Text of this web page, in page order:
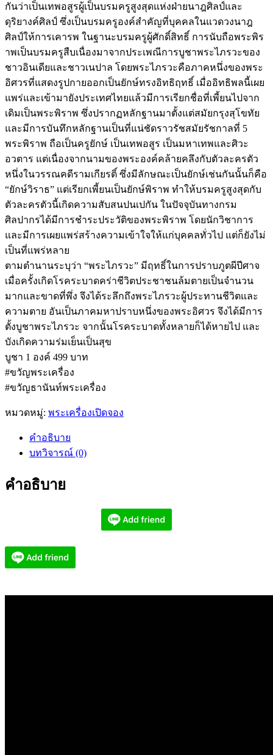
กันว่าเป็นเทพอสูรผู้เป็นบรมครูสูงสุดแห่งฝ่ายนาฎศิลป์และ
ดุริยางค์ศิลป์ ซึ่งเป็นบรมครูองค์สำคัญที่บุคคลในแวดวงนาฎ
ศิลป์ให้การเคารพ ในฐานะบรมครูผู้ศักดิ์สิทธิ์ การนับถือพระพิร
าพเป็นบรมครูสืบเนื่องมาจากประเพณีการบูชาพระไภรวะของ
ชาวอินเดียและชาวเนปาล โดยพระไภรวะคือภาคหนึ่งของพระ
อิศวรที่แสดงรูปกายออกเป็นยักษ์ทรงอิทธิฤทธิ์ เมื่ออิทธิพลนี้เผย
แพร่และเข้ามายังประเทศไทยแล้วมีการเรียกชื่อที่เพี้ยนไปจาก
เดิมเป็นพระพิราพ ซึ่งปรากฏหลักฐานมาตั้งแต่สมัยกรุงสุโขทัย
และมีการบันทึกหลักฐานเป็นที่แน่ชัดราวรัชสมัยรัชกาลที่ 5
พระพิราพ ถือเป็นครูยักษ์ เป็นเทพอสูร เป็นมหาเทพและศิวะ
อวตาร แต่เนื่องจากนามของพระองค์คล้ายคลึงกับตัวละครตัว
หนึ่งในวรรณคดีรามเกียรติ์ ซึ่งมีลักษณะเป็นยักษ์เช่นกันนั้นก็คือ
“ยักษ์วิราธ” แต่เรียกเพี้ยนเป็นยักษ์พิราพ ทำให้บรมครูสูงสุดกับ
ตัวละครตัวนี้เกิดความสับสนปนเปกัน ในปัจจุบันทางกรม
ศิลปากรได้มีการชำระประวัติของพระพิราพ โดยนักวิชาการ
และมีการเผยแพร่สร้างความเข้าใจให้แก่บุคคลทั่วไป แต่ก็ยังไม่
เป็นที่แพร่หลาย
ตามตำนานระบุว่า “พระไภรวะ” มีฤทธิ์ในการปราบภูตผีปีศาจ
เมื่อครั้งเกิดโรคระบาดคร่าชีวิตประชาชนล้มตายเป็นจำนวน
มากและขาดที่พึ่ง จึงได้ระลึกถึงพระไภรวะผู้ประทานชีวิตและ
ความตาย อันเป็นภาคมหาปราบหนึ่งของพระอิศวร จึงได้มีการ
ตั้งบูชาพระไภรวะ จากนั้นโรคระบาดทั้งหลายก็ได้หายไป และ
บังเกิดความร่มเย็นเป็นสุข
บูชา 1 องค์ 499 บาท
#ขวัญพระเครื่อง
#ขวัญธานันท์พระเครื่อง
หมวดหมู่: พระเครื่องเปิดจอง
คำอธิบาย
บทวิจารณ์ (0)
คำอธิบาย